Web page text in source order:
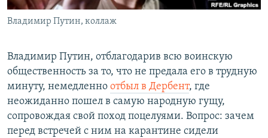
Все сайты РСЕ/РС
Владимир Путин, коллаж
Владимир Путин, отблагодарив всю воинскую
общественность за то, что не предала его в трудную
минуту, немедленно отбыл в Дербент, где
неожиданно пошел в самую народную гущу,
сопровождая свой поход поцелуями. Вопрос: зачем
перед встречей с ним на карантине сидели